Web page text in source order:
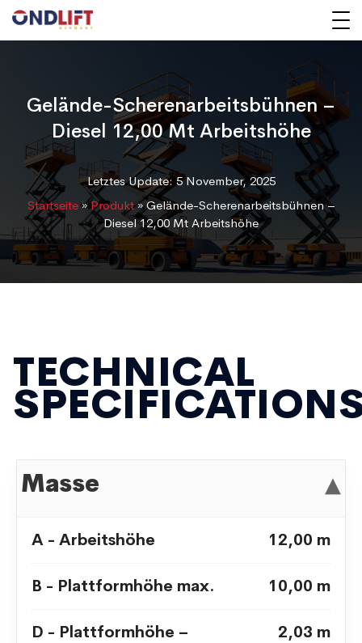
Gelände-Scherenarbeitsbühnen –
Diesel 12,00 Mt Arbeitshöhe
Letztes Update: 5 November, 2025
Startseite»Produkt»Gelände-Scherenarbeitsbühnen –
Diesel 12,00 Mt Arbeitshöhe
TECHNICAL
Masse ▾
A - Arbeitshöhe 12,00 m
B - Plattformhöhe max. 10,00 m
D - Plattformhöhe –
2,03 m